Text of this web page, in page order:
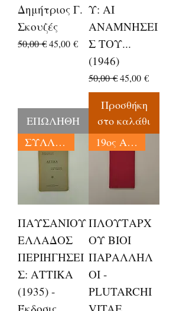
Δημήτριος Γ.
Σκουζές
Κανονική τιμή
50,00 €Τιμή Έκπτωσης
45,00 €
ΕΠΩΛΗΘΗ
Υ: ΑΙ
ΑΝΑΜΝΗΣΕΙ
Σ ΤΟΥ...
(1946)
Κανονική τιμή
50,00 €Τιμή Έκπτωσης
45,00 €
Προσθήκη
στο καλάθι
ΣΥΛΛΕΚΤΙΚΑ
ΠΑΥΣΑΝΙΟΥ
ΕΛΛΑΔΟΣ
ΠΕΡΙΗΓΗΣΕΙ
Σ: ΑΤΤΙΚΑ
(1935) -
19ος ΑΙΩΝΑΣ
ΠΛΟΥΤΑΡΧ
ΟΥ ΒΙΟΙ
ΠΑΡΑΛΛΗΛ
ΟΙ -
PLUTARCHI